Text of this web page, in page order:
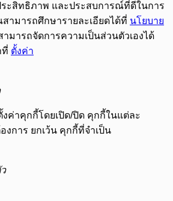
ะสิทธิภาพ และประสบการณ์ที่ดีในการ
ามารถศึกษารายละเอียดได้ที่ นโยบาย
ามารถจัดการความเป็นส่วนตัวเองได้
ที่ ตั้งค่า
ค่าคุกกี้โดยเปิด/ปิด คุกกี้ในแต่ละ
งการ ยกเว้น คุกกี้ที่จำเป็น